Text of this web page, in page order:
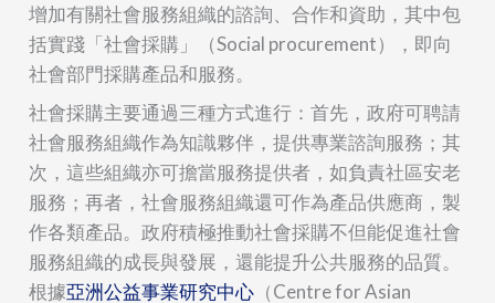
增加有關社會服務組織的諮詢、合作和資助，其中包
括實踐「社會採購」（Social procurement），即向
社會部門採購產品和服務。
社會採購主要通過三種方式進行：首先，政府可聘請
社會服務組織作為知識夥伴，提供專業諮詢服務；其
次，這些組織亦可擔當服務提供者，如負責社區安老
服務；再者，社會服務組織還可作為產品供應商，製
作各類產品。政府積極推動社會採購不但能促進社會
服務組織的成長與發展，還能提升公共服務的品質。
根據亞洲公益事業研究中心 （Centre for Asian